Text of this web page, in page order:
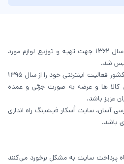
فروشگاه صید و شکار اُسکار در سال 1362 جهت تهیه و توزیع لوازم مورد
شد.
با هدفِ تامین ماهیگیران سراسر کشور فعالیت اینترنتی خود را از سال 1395
کالا ها و عرضه به صورت جزئی و عمده
عزیز باشد.
1400 برای دسترسی آسان، سایت اُسکار فیشینگ راه اندازی
پرداخت سایت به مشکل برخورد می‌کنند